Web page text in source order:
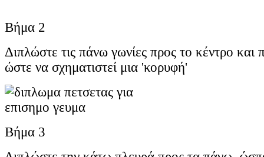
Βήμα 2
Διπλώστε τις πάνω γωνίες προς το κέντρο και
ώστε να σχηματιστεί μια 'κορυφή'
Βήμα 3